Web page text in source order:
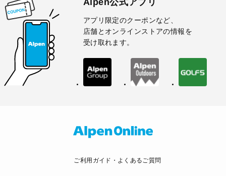
アプリ限定のクーポンなど、
店舗とオンラインストアの情報を
受け取れます。
ご利用ガイド・よくあるご質問